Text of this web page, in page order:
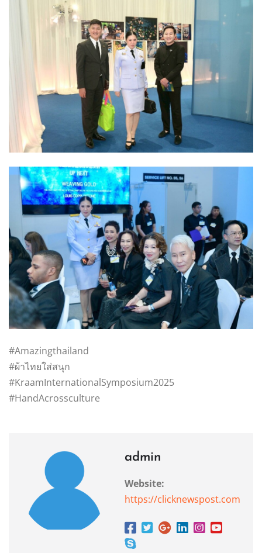
#Amazingthailand
#ผ้าไทยใส่สนุก
#KraamInternationalSymposium2025
#HandAcrossculture
admin
Website:
https://clicknewspost.com